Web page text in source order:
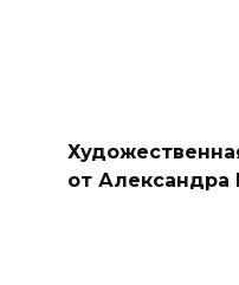
от Александра